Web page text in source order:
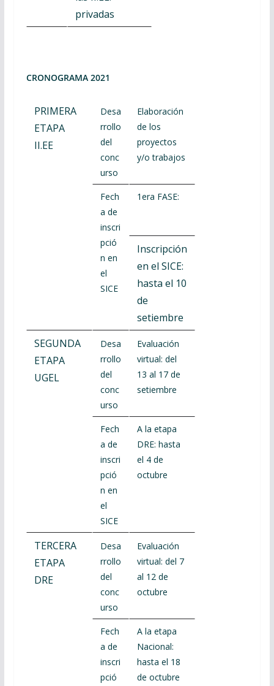
privadas
CRONOGRAMA 2021
PRIMERA
ETAPA
II.EE
Desa
rrollo
del
conc
urso
Elaboración
de los
proyectos
y/o trabajos
Fech
a de
inscri
pció
n en
el
SICE
1era FASE:
Inscripción
en el SICE:
hasta el 10
de
setiembre
SEGUNDA
ETAPA
UGEL
Desa
rrollo
del
conc
urso
Evaluación
virtual: del
13 al 17 de
setiembre
Fech
a de
inscri
pció
n en
el
SICE
A la etapa
DRE: hasta
el 4 de
octubre
TERCERA
ETAPA
DRE
Desa
rrollo
del
conc
urso
Evaluación
virtual: del 7
al 12 de
octubre
Fech
a de
inscri
pció
A la etapa
Nacional:
hasta el 18
de octubre